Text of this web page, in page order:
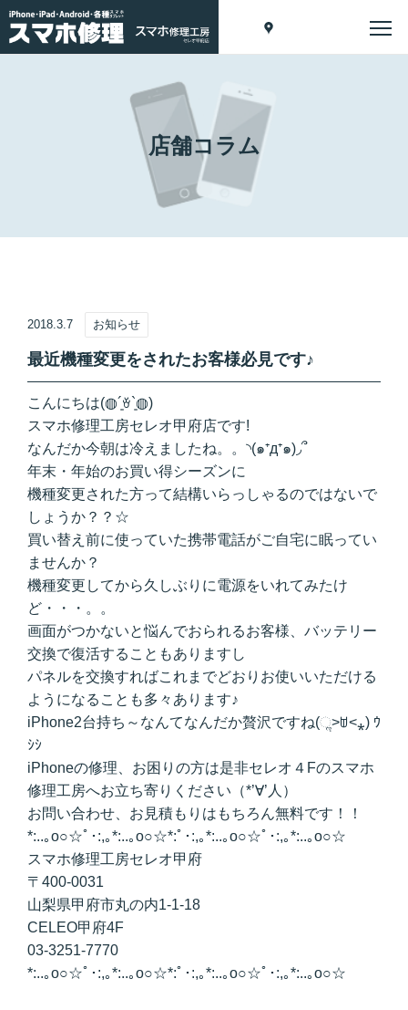
店舗コラム
2018.3.7 お知らせ
最近機種変更をされたお客様必見です♪
こんにちは(◍´͈ꈊ`͈◍)
スマホ修理工房セレオ甲府店です!
なんだか今朝は冷えましたね。。◝(๑⁺д⁺๑)◞՞
年末・年始のお買い得シーズンに
機種変更された方って結構いらっしゃるのではないで
しょうか？？☆
買い替え前に使っていた携帯電話がご自宅に眠ってい
ませんか？
機種変更してから久しぶりに電源をいれてみたけ
ど・・・。。
画面がつかないと悩んでおられるお客様、バッテリー
交換で復活することもありますし
パネルを交換すればこれまでどおりお使いいただける
ようになることも多々あります♪
iPhone2台持ち～なんてなんだか贅沢ですね(ૢ˃ꌂ˂⁎) ｳ
ｼｼ
iPhoneの修理、お困りの方は是非セレオ４Fのスマホ
修理工房へお立ち寄りください（*’∀’人）
お問い合わせ、お見積もりはもちろん無料です！！
*:..｡o○☆ﾟ･:,｡*:..｡o○☆*:ﾟ･:,｡*:..｡o○☆ﾟ･:,｡*:..｡o○☆
スマホ修理工房セレオ甲府
〒400-0031
山梨県甲府市丸の内1-1-18
CELEO甲府4F
03-3251-7770
*:..｡o○☆ﾟ･:,｡*:..｡o○☆*:ﾟ･:,｡*:..｡o○☆ﾟ･:,｡*:..｡o○☆